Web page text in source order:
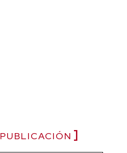
PUBLICACIÓN